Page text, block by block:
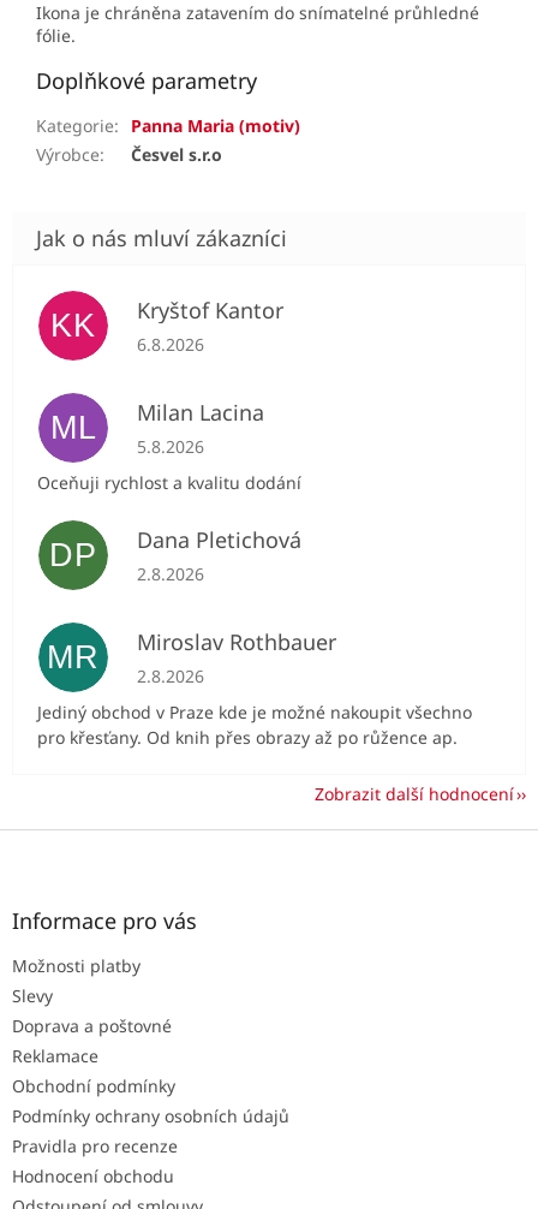
Ikona je chráněna zatavením do snímatelné průhledné
fólie.
Doplňkové parametry
Kategorie:
Panna Maria (motiv)
Výrobce: Česvel s.r.o
KK Kryštof Kantor
Hodnocení obchodu je 5 z 5 hvězdiček.
6.8.2026
ML Milan Lacina
Hodnocení obchodu je 5 z 5 hvězdiček.
5.8.2026
Oceňuji rychlost a kvalitu dodání
DP Dana Pletichová
Hodnocení obchodu je 5 z 5 hvězdiček.
2.8.2026
MR Miroslav Rothbauer
Hodnocení obchodu je 5 z 5 hvězdiček.
2.8.2026
Jediný obchod v Praze kde je možné nakoupit všechno
pro křesťany. Od knih přes obrazy až po růžence ap.
Zobrazit další hodnocení
Z
Informace pro vás
Možnosti platby
Slevy
Doprava a poštovné
Reklamace
Obchodní podmínky
Podmínky ochrany osobních údajů
Pravidla pro recenze
Hodnocení obchodu